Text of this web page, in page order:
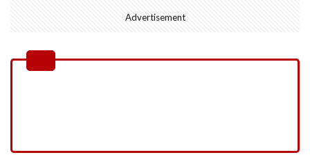
Advertisement